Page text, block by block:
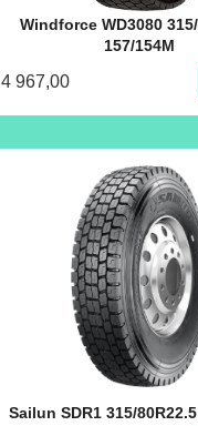
Windforce WD3080
157/154M
4 967,00
Sailun SDR1 315/